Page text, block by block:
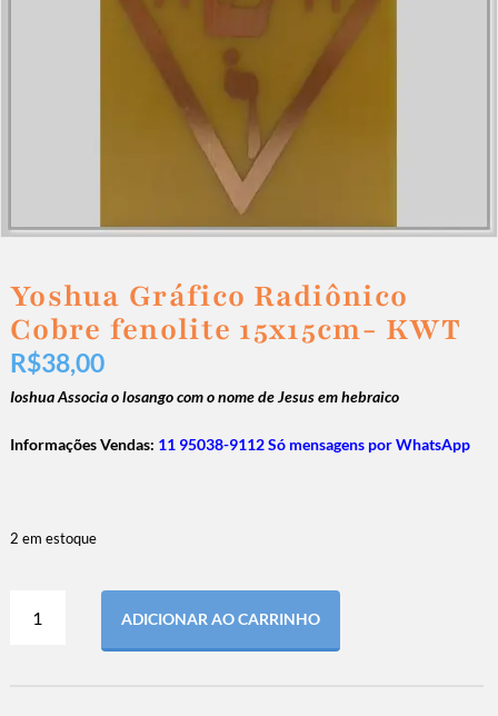
Yoshua Gráfico Radiônico
Cobre fenolite 15x15cm- KWT
R$38,00
Ioshua Associa o losango com o nome de Jesus em hebraico
Informações Vendas: 11 95038-9112 Só mensagens por WhatsApp
2 em estoque
ADICIONAR AO CARRINHO